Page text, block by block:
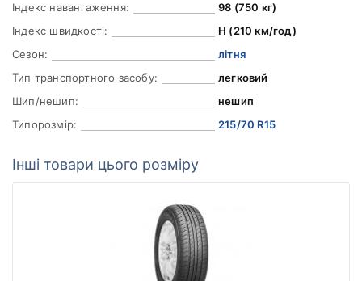
Індекс навантаження:
98 (750 кг)
Індекс швидкості:
H (210 км/год)
Сезон:
літня
Тип транспортного засобу:
легковий
Шип/нешип:
нешип
Типорозмір:
215/70 R15
Інші товари цього розміру